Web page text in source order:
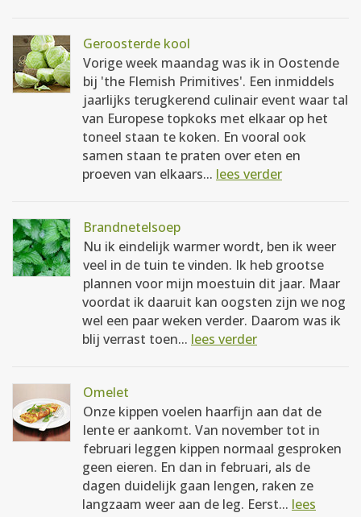
Geroosterde kool
Vorige week maandag was ik in Oostende
bij 'the Flemish Primitives'. Een inmiddels
jaarlijks terugkerend culinair event waar tal
van Europese topkoks met elkaar op het
toneel staan te koken. En vooral ook
samen staan te praten over eten en
proeven van elkaars... lees verder
Brandnetelsoep
Nu ik eindelijk warmer wordt, ben ik weer
veel in de tuin te vinden. Ik heb grootse
plannen voor mijn moestuin dit jaar. Maar
voordat ik daaruit kan oogsten zijn we nog
wel een paar weken verder. Daarom was ik
blij verrast toen... lees verder
Omelet
Onze kippen voelen haarfijn aan dat de
lente er aankomt. Van november tot in
februari leggen kippen normaal gesproken
geen eieren. En dan in februari, als de
dagen duidelijk gaan lengen, raken ze
langzaam weer aan de leg. Eerst... lees